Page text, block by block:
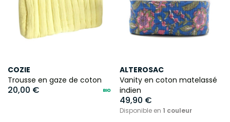
COZIE
Trousse en gaze de coton
20,00 €
ALTEROSAC
Vanity en coton matelassé
indien
49,90 €
Disponible en 1 couleur